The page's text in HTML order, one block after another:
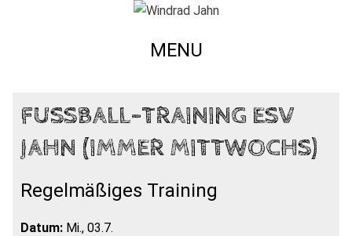
MENU
FUSSBALL-TRAINING ESV J
AHN (IMMER MITTWOCHS)
Regelmäßiges Training
Datum: Mi., 03.7.